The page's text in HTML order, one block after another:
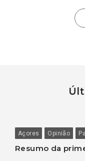
Açores Opinião
Resumo da